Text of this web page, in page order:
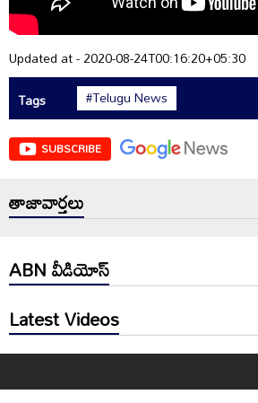
Updated at - 2020-08-24T00:16:20+05:30
Tags
#Telugu News
SUBSCRIBE
తాజావార్తలు
ABN వీడియోస్
Latest Videos